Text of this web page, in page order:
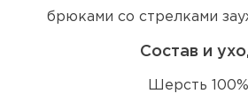
брюками со стрелками
Состав и
Шерсть 100%